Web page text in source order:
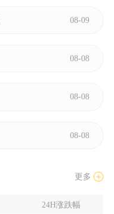
08-09
08-08
08-08
08-08
更多
24H涨跌幅